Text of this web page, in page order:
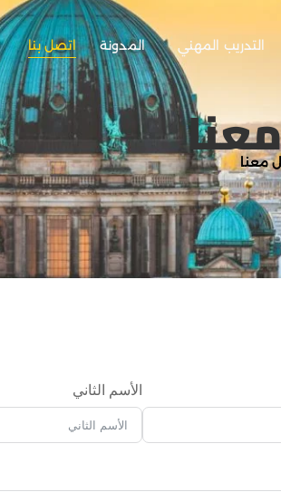
التدريب المهني المدونة اتصل بنا
معنا
الأسم الثاني